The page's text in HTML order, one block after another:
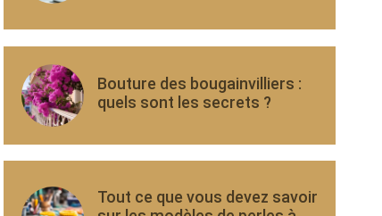
Bouture des bougainvilliers :
quels sont les secrets ?
Tout ce que vous devez savoir